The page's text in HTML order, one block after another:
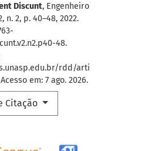
Discunt, Engenheiro
n. 2, p. 40–48, 2022.
48.
rdd/arti
em: 7 ago. 2026.
Citação